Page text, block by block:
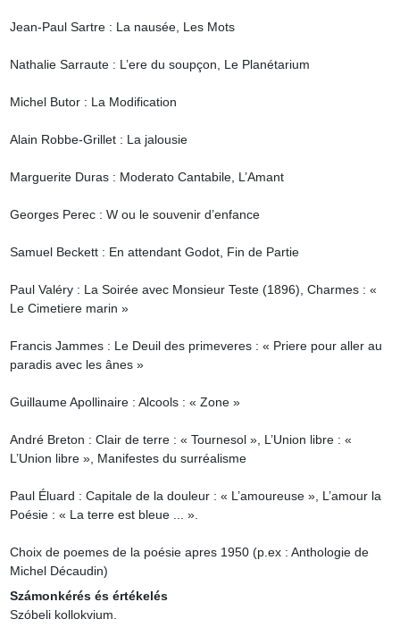
Jean-Paul Sartre : La nausée, Les Mots
Nathalie Sarraute : L’ere du soupçon, Le Planétarium
Michel Butor : La Modification
Alain Robbe-Grillet : La jalousie
Marguerite Duras : Moderato Cantabile, L’Amant
Georges Perec : W ou le souvenir d’enfance
Samuel Beckett : En attendant Godot, Fin de Partie
Paul Valéry : La Soirée avec Monsieur Teste (1896), Charmes : «
Le Cimetiere marin »
Francis Jammes : Le Deuil des primeveres : « Priere pour aller au
paradis avec les ânes »
Guillaume Apollinaire : Alcools : « Zone »
André Breton : Clair de terre : « Tournesol », L’Union libre : «
L’Union libre », Manifestes du surréalisme
Paul Éluard : Capitale de la douleur : « L’amoureuse », L’amour la
Poésie : « La terre est bleue ... ».
Choix de poemes de la poésie apres 1950 (p.ex : Anthologie de
Michel Décaudin)
Számonkérés és értékelés
Szóbeli kollokvium.